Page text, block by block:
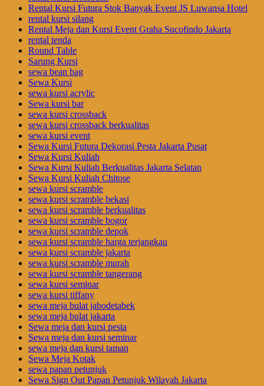
Rental Kursi Futura Stok Banyak Event JS Luwansa Hotel
rental kursi silang
Rental Meja dan Kursi Event Graha Sucofindo Jakarta
rental tenda
Round Table
Sarung Kursi
sewa bean bag
Sewa Kursi
sewa kursi acrylic
Sewa kursi bar
sewa kursi crossback
sewa kursi crossback berkualitas
sewa kursi event
Sewa Kursi Futura Dekorasi Pesta Jakarta Pusat
Sewa Kursi Kuliah
Sewa Kursi Kuliah Berkualitas Jakarta Selatan
Sewa Kursi Kuliah Chitose
sewa kursi scramble
sewa kursi scramble bekasi
sewa kursi scramble berkualitas
sewa kursi scramble bogor
sewa kursi scramble depok
sewa kursi scramble harga terjangkau
sewa kursi scramble jakarta
sewa kursi scramble murah
sewa kursi scramble tangerang
sewa kursi seminar
sewa kursi tiffany
sewa meja bulat jabodetabek
sewa meja bulat jakarta
Sewa meja dan kursi pesta
Sewa meja dan kursi seminar
sewa meja dan kursi taman
Sewa Meja Kotak
sewa papan petunjuk
Sewa Sign Out Papan Petunjuk Wilayah Jakarta